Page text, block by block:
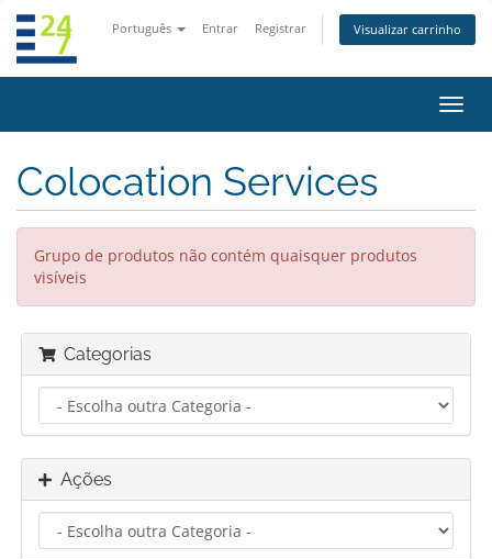
Português Entrar Registrar Visualizar carrinho
Colocation Services
Grupo de produtos não contém quaisquer produtos
visíveis
Categorias
Ações